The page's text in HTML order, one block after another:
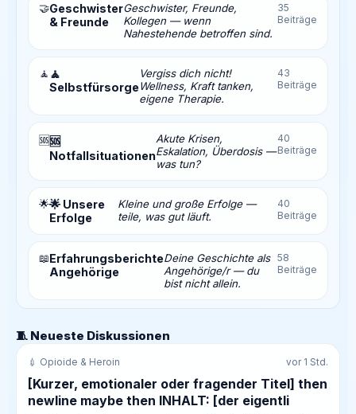
🤝Geschwister
& Freunde
Geschwister, Freunde,
Kollegen — wenn
Nahestehende betroffen sind.
35
Beiträge
🧘 🧘
Selbstfürsorge
Vergiss dich nicht!
Wellness, Kraft tanken,
eigene Therapie.
43
Beiträge
🆘🆘
Notfallsituationen
Akute Krisen,
Eskalation, Überdosis —
was tun?
40
Beiträge
🌟🌟 Unsere
Erfolge
Kleine und große Erfolge —
teile, was gut läuft.
40
Beiträge
📖Erfahrungsberichte
Angehörige
Deine Geschichte als
Angehörige/r — du
bist nicht allein.
58
Beiträge
🧵 Neueste Diskussionen
💉 Opioide & Heroin vor 1 Std.
[Kurzer, emotionaler oder fragender Titel] then
newline maybe then INHALT: [der eigentli